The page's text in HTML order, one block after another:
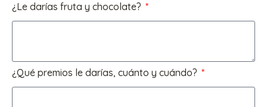
¿Le darías fruta y chocolate?
¿Qué premios le darías, cuánto y cuándo?